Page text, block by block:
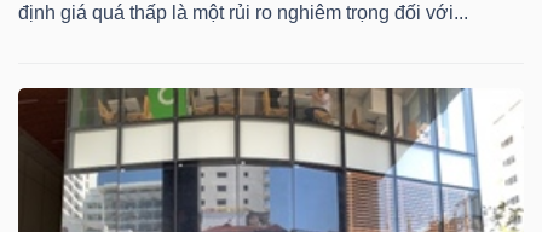
định giá quá thấp là một rủi ro nghiêm trọng đối với...
tích
Thuật
ngữ